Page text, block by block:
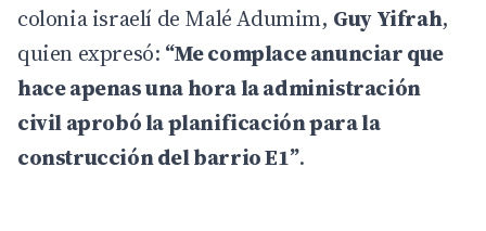
colonia israelí de Malé Adumim, Guy Yifrah,
quien expresó: “Me complace anunciar que
hace apenas una hora la administración
civil aprobó la planificación para la
construcción del barrio E1”.